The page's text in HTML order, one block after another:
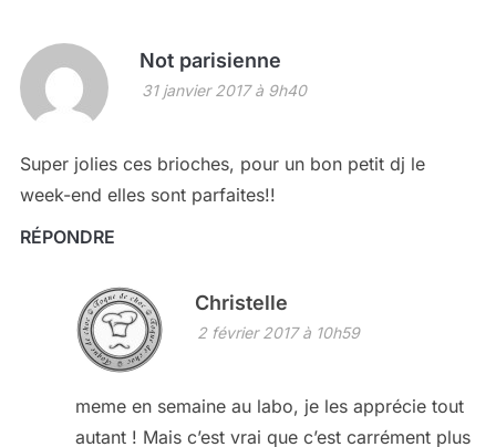
Not parisienne
31 janvier 2017 à 9h40
Super jolies ces brioches, pour un bon petit dj le
week-end elles sont parfaites!!
RÉPONDRE
Christelle
2 février 2017 à 10h59
meme en semaine au labo, je les apprécie tout
autant ! Mais c’est vrai que c’est carrément plus